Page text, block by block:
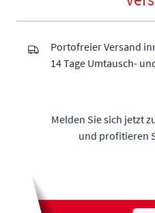
Portofreier Versand
14 Tage Umtausch-
Melden Sie sich jetzt
und profitieren